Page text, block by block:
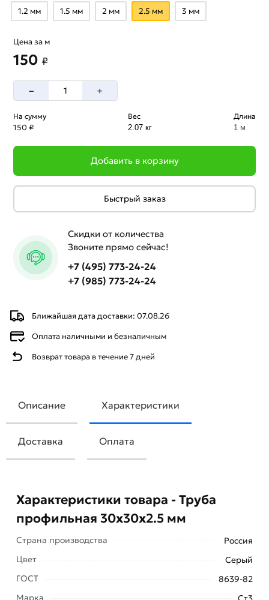
1.2 мм 1.5 мм 2 мм 2.5 мм 3 мм
Ближайшая дата доставки: 07.08.26
Оплата наличными и безналичным
Возврат товара в течение 7 дней
Цена за м
150 ₽
– +
На сумму
150 ₽
Вес
2.07 кг
Длина
1 м
Добавить в корзину
Быстрый заказ
Скидки от количества
Звоните прямо сейчас!
+7 (495) 773-24-24
+7 (985) 773-24-24
Описание Характеристики
Доставка Оплата
Характеристики товара - Труба
профильная 30х30х2.5 мм
Страна производства
Россия
Цвет
Серый
ГОСТ
8639-82
Марка